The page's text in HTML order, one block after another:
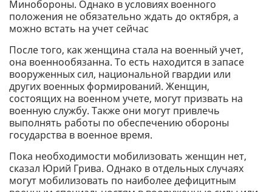
Минобороны. Однако в условиях военного
положения не обязательно ждать до октября, а
можно встать на учет сейчас
После того, как женщина стала на военный учет,
она военнообязанна. То есть находится в запасе
вооруженных сил, национальной гвардии или
других военных формирований. Женщин,
состоящих на военном учете, могут призвать на
военную службу. Также они могут привлечь
выполнять работы по обеспечению обороны
государства в военное время.
Пока необходимости мобилизовать женщин нет,
сказал Юрий Грива. Однако в отдельных случаях
могут мобилизовать по наиболее дефицитным